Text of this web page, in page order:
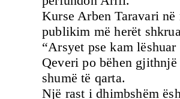
Kurse Arben Taravari në
publikim më herët
“Arsyet pse kam lëshuar
Qeveri po bëhen gjithnjë
shumë të qarta.
Një rast i dhimbshëm